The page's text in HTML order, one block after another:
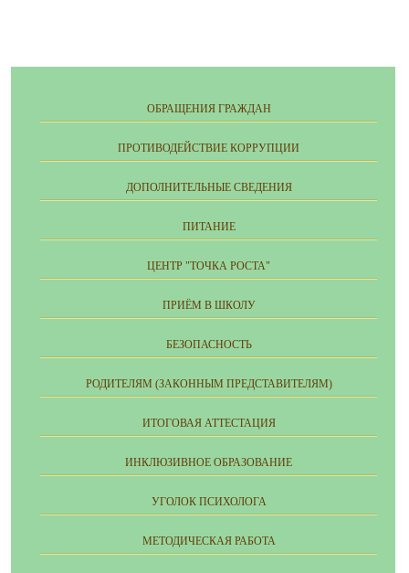
ОБРАЩЕНИЯ ГРАЖДАН
ПРОТИВОДЕЙСТВИЕ КОРРУПЦИИ
ДОПОЛНИТЕЛЬНЫЕ СВЕДЕНИЯ
ПИТАНИЕ
ЦЕНТР "ТОЧКА РОСТА"
ПРИЁМ В ШКОЛУ
БЕЗОПАСНОСТЬ
РОДИТЕЛЯМ (ЗАКОННЫМ ПРЕДСТАВИТЕЛЯМ)
ИТОГОВАЯ АТТЕСТАЦИЯ
ИНКЛЮЗИВНОЕ ОБРАЗОВАНИЕ
УГОЛОК ПСИХОЛОГА
МЕТОДИЧЕСКАЯ РАБОТА